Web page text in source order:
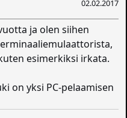
02.02.2017
ja olen siihen
esimerkiksi irkata.
on yksi PC-pelaamisen